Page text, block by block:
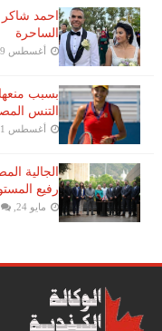
احمد شاكر
الساحرة
أغسطس 29, 2022
بسبب
التنس​
أغسطس 11, 2022
الجالية
رفيع
مايو 24, 2023